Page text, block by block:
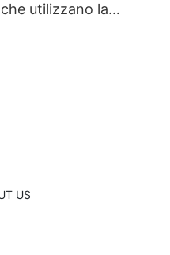
utilizzano la
US